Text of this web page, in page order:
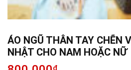
ÁO NGŨ THÂN TAY CHẼN
NHẬT CHO NAM HOẶC NỮ
₫